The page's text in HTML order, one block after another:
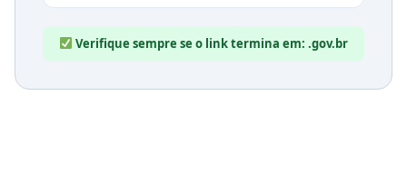
Verifique sempre se o link termina em: .gov.br